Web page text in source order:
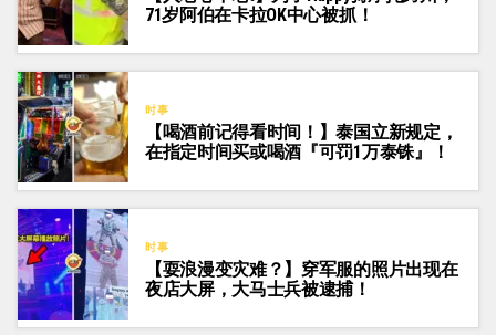
71岁阿伯在卡拉OK中心被抓！
时事
【喝酒前记得看时间！】泰国立新规定，
在指定时间买或喝酒『可罚1万泰铢』！
时事
【耍浪漫变灾难？】穿军服的照片出现在
夜店大屏，大马士兵被逮捕！